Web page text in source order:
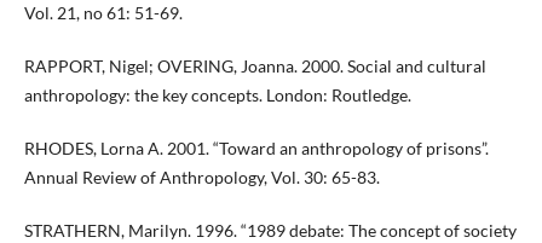
Vol. 21, no 61: 51-69.
RAPPORT, Nigel; OVERING, Joanna. 2000. Social and cultural
anthropology: the key concepts. London: Routledge.
RHODES, Lorna A. 2001. “Toward an anthropology of prisons”.
Annual Review of Anthropology, Vol. 30: 65-83.
STRATHERN, Marilyn. 1996. “1989 debate: The concept of society